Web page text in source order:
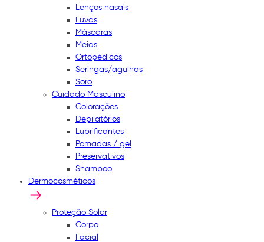
Lenços nasais
Luvas
Máscaras
Meias
Ortopédicos
Seringas/agulhas
Soro
Cuidado Masculino
Colorações
Depilatórios
Lubrificantes
Pomadas / gel
Preservativos
Shampoo
Dermocosméticos
Proteção Solar
Corpo
Facial